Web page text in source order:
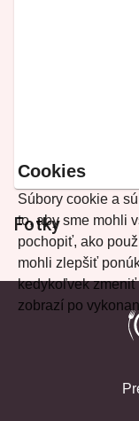
Fotky
Cookies
Súbory cookie a
to, aby sme mohli
pochopiť, ako
mohli zlepšiť
kedykoľvek
zobrazí po